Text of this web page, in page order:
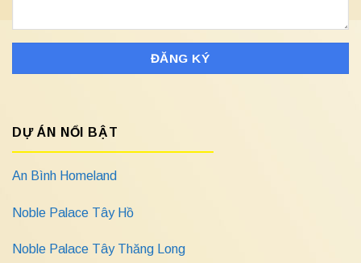
DỰ ÁN NỔI BẬT
An Bình Homeland
Noble Palace Tây Hồ
Noble Palace Tây Thăng Long